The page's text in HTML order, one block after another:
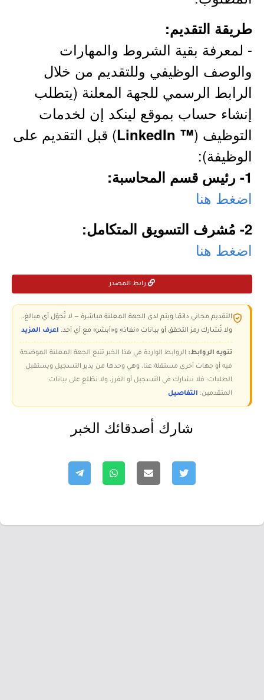
طريقة التقديم:
- لمعرفة بقية الشروط والمهارات
والوصف الوظيفي وللتقديم من خلال
الرابط الرسمي للجهة المعلنة (يتطلب
إنشاء حساب بموقع لينكد إن لخدمات
التوظيف (™ LinkedIn
) قبل التقديم على
الوظيفة):
1- رئيس قسم المحاسبة:
اضغط هنا
2- مُشرف التسويق المتكامل:
اضغط هنا
رابط المصدر
التقديم مجاني دائمًا ويتم لدى الجهة المعلنة مباشرة — لا تُحوّل أي مبالغ،
ولا تُشارك رمز التحقق أو بيانات «نفاذ» و«أبشر» مع أي أحد. اعرف المزيد
تنويه الروابط: الروابط الواردة في هذا الخبر تتبع الجهة المعلنة الموضحة
فيه أو جهات أخرى مستقلة عنا، وهي وحدها من يدير التسجيل ويستقبل
الطلبات؛ فلا نشارك في التسجيل أو الفرز، ولا نطّلع على بيانات
المتقدمين. التفاصيل
شارك أصدقائك الخبر